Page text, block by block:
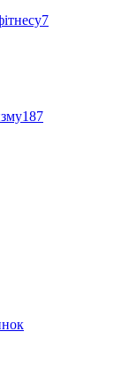
7
187